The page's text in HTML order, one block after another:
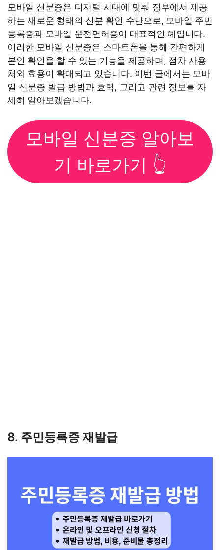
모바일 신분증은 디지털 시대에 맞춰 정부에서 제공
하는 새로운 형태의 신분 확인 수단으로, 모바일 주민
등록증과 모바일 운전면허증이 대표적인 예입니다.
이러한 모바일 신분증은 스마트폰을 통해 간편하게
본인 확인을 할 수 있는 기능을 제공하며, 점차 사용
처와 효용이 확대되고 있습니다. 이번 글에서는 모바
일 신분증 발급 방법과 효력, 그리고 관련 정보를 자
세히 알아보겠습니다.
모바일 신분증 알아보
기 바로가기 👆
8. 주민등록증 재발급